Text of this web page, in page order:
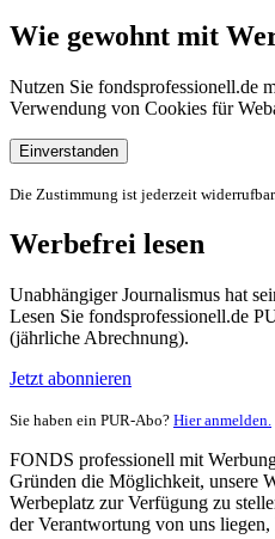
Wie gewohnt mit
Nutzen Sie fondsprofessionell.de
Verwendung von Cookies für
Einverstanden
Die Zustimmung ist jederzeit widerrufbar.
Werbefrei lesen
Unabhängiger Journalismus hat
Lesen Sie fondsprofessionell.de
(jährliche Abrechnung).
Jetzt abonnieren
Sie haben ein PUR-Abo? Hier anmelden.
FONDS professionell mit
Gründen die Möglichkeit, unsere
Werbeplatz zur Verfügung zu
der Verantwortung von uns